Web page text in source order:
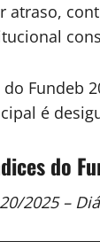
atraso,
Fundeb
é
do
2025 –